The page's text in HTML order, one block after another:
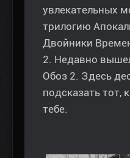
увлекательных
трилогию
Двойники
2. Недавно
Обоз 2. Здесь
подсказать тот,
тебе.